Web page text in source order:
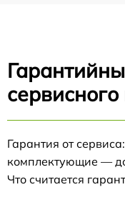
Гарантия от
комплектующие —
Что считается